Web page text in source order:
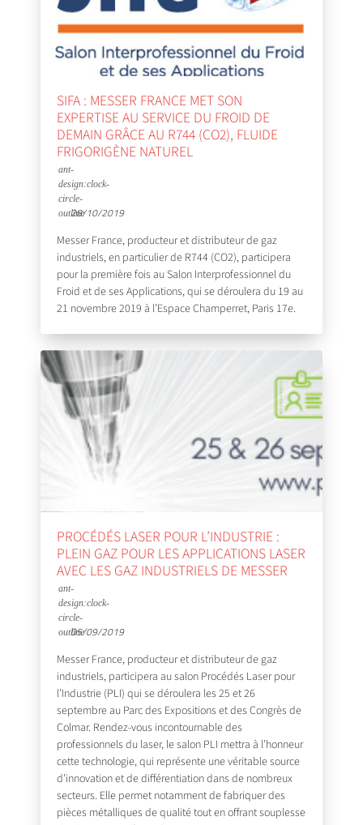
SIFA : MESSER FRANCE MET SON
EXPERTISE AU SERVICE DU FROID DE
DEMAIN GRÂCE AU R744 (CO2), FLUIDE
FRIGORIGÈNE NATUREL
28/10/2019
Messer France, producteur et distributeur de gaz
industriels, en particulier de R744 (CO2), participera
pour la première fois au Salon Interprofessionnel du
Froid et de ses Applications, qui se déroulera du 19 au
21 novembre 2019 à l’Espace Champerret, Paris 17e.
PROCÉDÉS LASER POUR L’INDUSTRIE :
PLEIN GAZ POUR LES APPLICATIONS LASER
AVEC LES GAZ INDUSTRIELS DE MESSER
05/09/2019
Messer France, producteur et distributeur de gaz
industriels, participera au salon Procédés Laser pour
l’Industrie (PLI) qui se déroulera les 25 et 26
septembre au Parc des Expositions et des Congrès de
Colmar. Rendez-vous incontournable des
professionnels du laser, le salon PLI mettra à l’honneur
cette technologie, qui représente une véritable source
d’innovation et de différentiation dans de nombreux
secteurs. Elle permet notamment de fabriquer des
pièces métalliques de qualité tout en offrant souplesse